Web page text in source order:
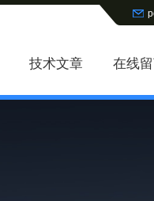
技术文章 在线